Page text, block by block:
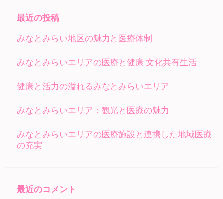
最近の投稿
みなとみらい地区の魅力と医療体制
みなとみらいエリアの医療と健康 文化共有生活
健康と活力の溢れるみなとみらいエリア
みなとみらいエリア：観光と医療の魅力
みなとみらいエリアの医療施設と連携した地域医療
の充実
最近のコメント